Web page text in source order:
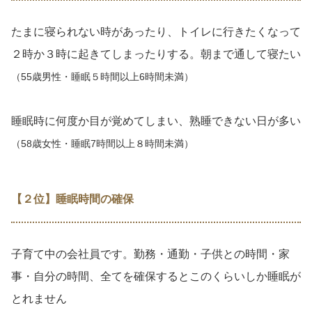
たまに寝られない時があったり、トイレに行きたくなって
２時か３時に起きてしまったりする。朝まで通して寝たい
（55歳男性・睡眠５時間以上6時間未満）
睡眠時に何度か目が覚めてしまい、熟睡できない日が多い
（58歳女性・睡眠7時間以上８時間未満）
【２位】睡眠時間の確保
子育て中の会社員です。勤務・通勤・子供との時間・家
事・自分の時間、全てを確保するとこのくらいしか睡眠が
とれません